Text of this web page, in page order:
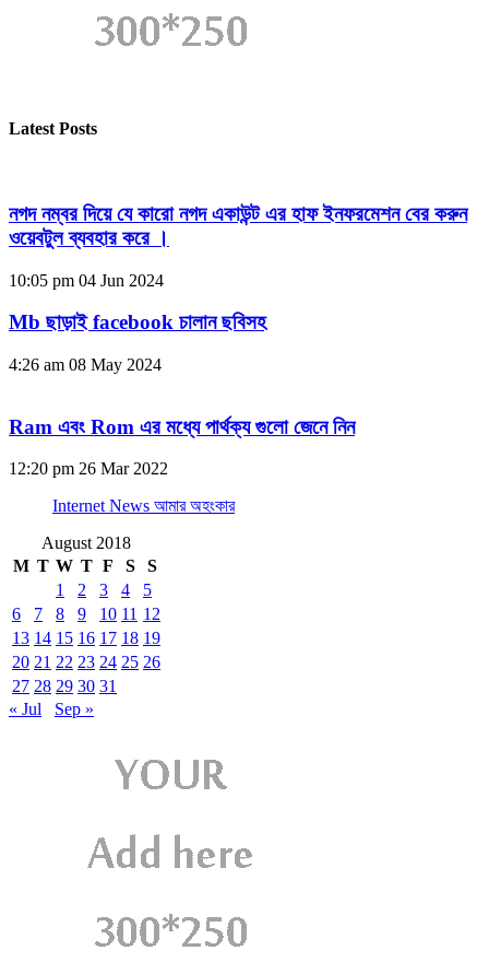
Latest Posts
নগদ নম্বর দিয়ে যে কারো নগদ একাউন্ট এর হাফ ইনফরমেশন বের করুন
ওয়েবটুল ব্যবহার করে ।
10:05 pm 04 Jun 2024
Mb ছাড়াই facebook চালান ছবিসহ
4:26 am 08 May 2024
Ram এবং Rom এর মধ্যে পার্থক্য গুলো জেনে নিন
12:20 pm 26 Mar 2022
Internet News আমার অহংকার
August 2018
M T W T F S
S
1
2 3 4
5
6
7 8 9 10 11 12
13 14 15 16 17 18 19
20 21 22 23 24 25 26
27 28 29 30 31
« Jul
Sep »